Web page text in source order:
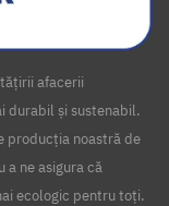
afacerii
durabil și sustenabil.
producția noastră de
a ne asigura că
ecologic pentru toți.